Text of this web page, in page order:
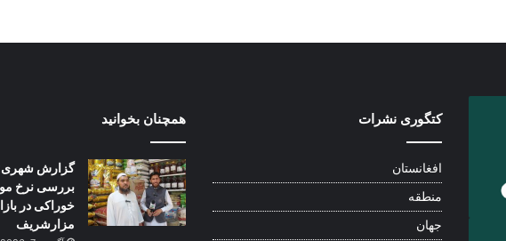
کتگوری نشرات
افغانستان
منطقه
جهان
همچنان بخوانید
گزارش
بررسی نرخ
خوراکی در
مزارشریف